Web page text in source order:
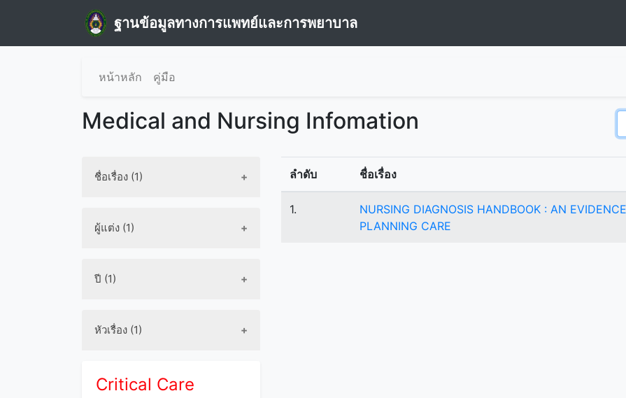
ฐานข้อมูลทางการแพทย์และการพยาบาล
หน้าหลัก คู่มือ
Medical and Nursing Infomation
ชื่อเรื่อง (1)
ผู้แต่ง (1)
ปี (1)
หัวเรื่อง (1)
Critical Care
ลำดับ ชื่อเรื่อง
1.
NURSING DIAGNOSIS HANDBOOK : AN
PLANNING CARE